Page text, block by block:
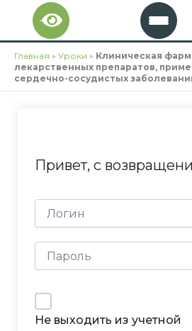
Перейти
содержимому
Главная » Уроки » Клиническая
лекарственных препаратов,
сердечно-сосудистых
Привет, с
Не выходить из учетной